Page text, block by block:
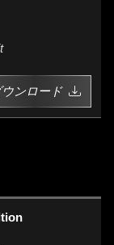
ウンロード